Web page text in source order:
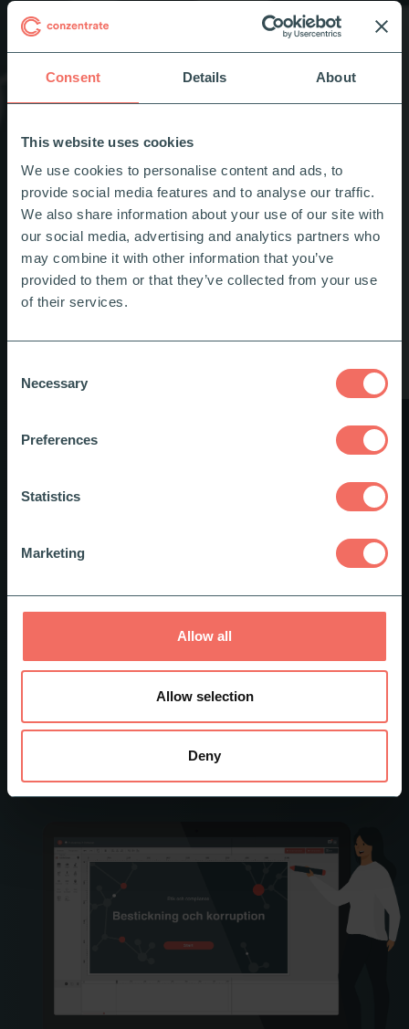
Consent Details About
This website uses cookies
We use cookies to personalise content and ads, to
provide social media features and to analyse our traffic.
We also share information about your use of our site with
our social media, advertising and analytics partners who
may combine it with other information that you’ve
provided to them or that they’ve collected from your use
of their services.
Selection
Necessary
Preferences
Statistics
Marketing
Allow all
Allow selection
Deny
Med Learning Arenas författarverktyg får ni stor
typsnitt och andra designelement enkelt kan
varumärkesidentitet. Dessutom kan administratören
lägga till quiz och tester för att mäta deltagarnas
förståelse av kursinnehållet.
Författarverktyget gör det möjligt för kursutvecklare
att snabbt och enkelt skapa professionella och
interaktiva e-lärningskurser.